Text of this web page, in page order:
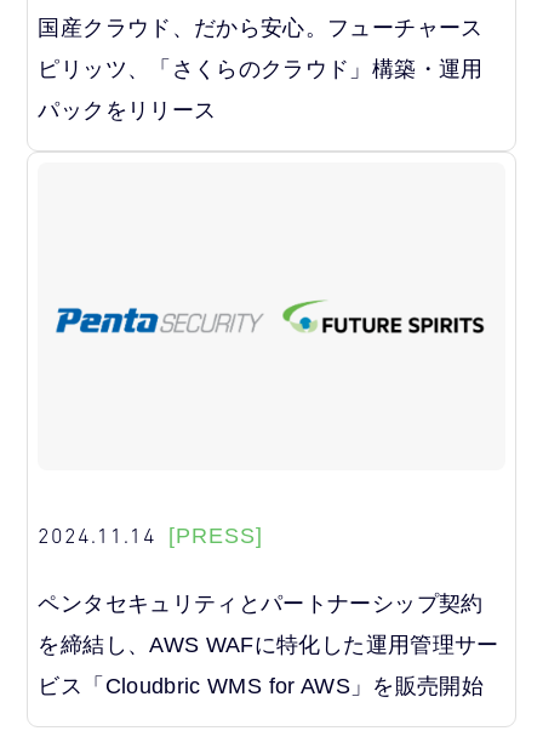
国産クラウド、だから安心。フューチャース
ピリッツ、「さくらのクラウド」構築・運用
パックをリリース
2024.11.14 [PRESS]
ペンタセキュリティとパートナーシップ契約
を締結し、AWS WAFに特化した運用管理サー
ビス「Cloudbric WMS for AWS」を販売開始